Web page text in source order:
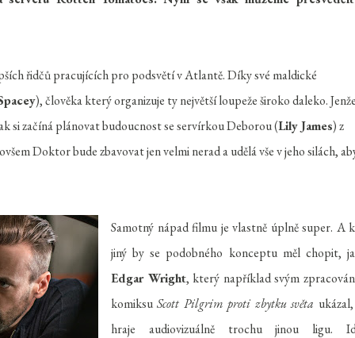
řidčů pracujících pro podsvětí v Atlantě. Díky své maldické
), člověka který organizuje ty největší loupeže široko daleko.
si začíná plánovat budoucnost se servírkou Deborou (Lily James) z
Doktor bude zbavovat jen velmi nerad a udělá vše v jeho silách,
Samotný nápad filmu je vlastně úplně super. A
jiný by se podobného konceptu měl chopit,
Edgar Wright, který například svým
komiksuScott Pilgrim proti zbytku světa
hraje audiovizuálně trochu jinou ligu.